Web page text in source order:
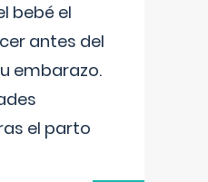
bebé el
antes del
embarazo.
el parto